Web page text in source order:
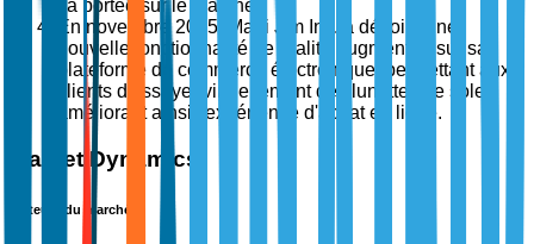
sa portée sur le marché.
En novembre 2025, Maui Jim Inc. a dévoilé une
nouvelle fonctionnalité de réalité augmentée sur sa
plateforme de commerce électronique, permettant aux
clients d'essayer virtuellement des lunettes de soleil,
améliorant ainsi l'expérience d'achat en ligne.
Market Dynamics
Moteurs du marché